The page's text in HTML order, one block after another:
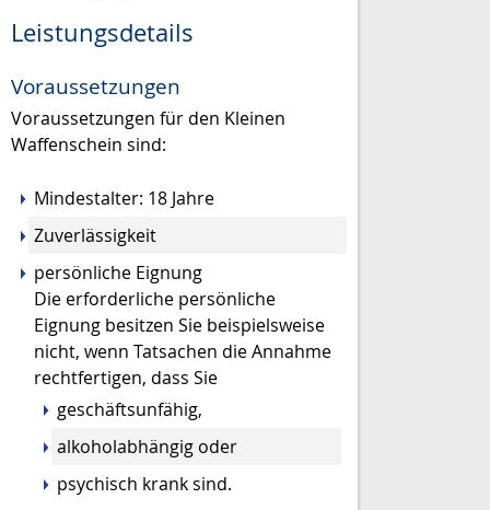
Leistungsdetails
Voraussetzungen
Voraussetzungen für den Kleinen
Waffenschein sind:
Mindestalter: 18 Jahre
Zuverlässigkeit
persönliche Eignung
Die erforderliche persönliche
Eignung besitzen Sie beispielsweise
nicht, wenn Tatsachen die Annahme
rechtfertigen, dass Sie
geschäftsunfähig,
alkoholabhängig oder
psychisch krank sind.